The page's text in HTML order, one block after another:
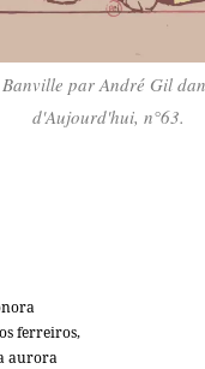
par André Gil
d'Aujourd'hui, n°63.
ferreiros,
aurora